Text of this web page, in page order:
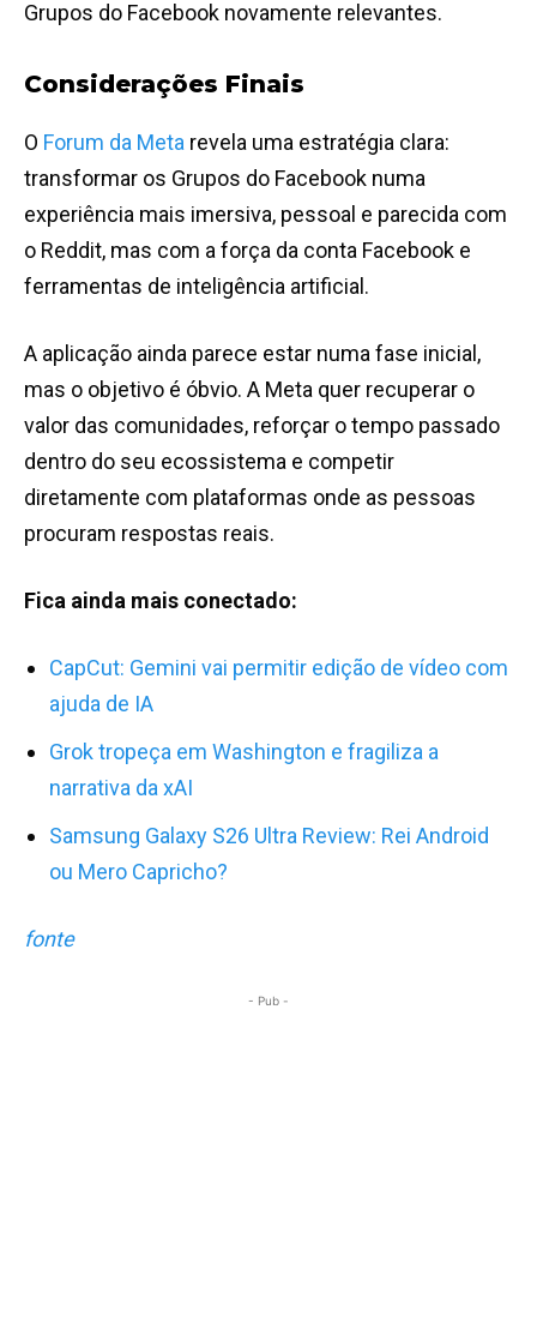
Grupos do Facebook novamente relevantes.
Considerações Finais
O Forum da Meta revela uma estratégia clara:
transformar os Grupos do Facebook numa
experiência mais imersiva, pessoal e parecida com
o Reddit, mas com a força da conta Facebook e
ferramentas de inteligência artificial.
A aplicação ainda parece estar numa fase inicial,
mas o objetivo é óbvio. A Meta quer recuperar o
valor das comunidades, reforçar o tempo passado
dentro do seu ecossistema e competir
diretamente com plataformas onde as pessoas
procuram respostas reais.
Fica ainda mais conectado:
CapCut: Gemini vai permitir edição de vídeo com
ajuda de IA
Grok tropeça em Washington e fragiliza a
narrativa da xAI
Samsung Galaxy S26 Ultra Review: Rei Android
ou Mero Capricho?
fonte
- Pub -